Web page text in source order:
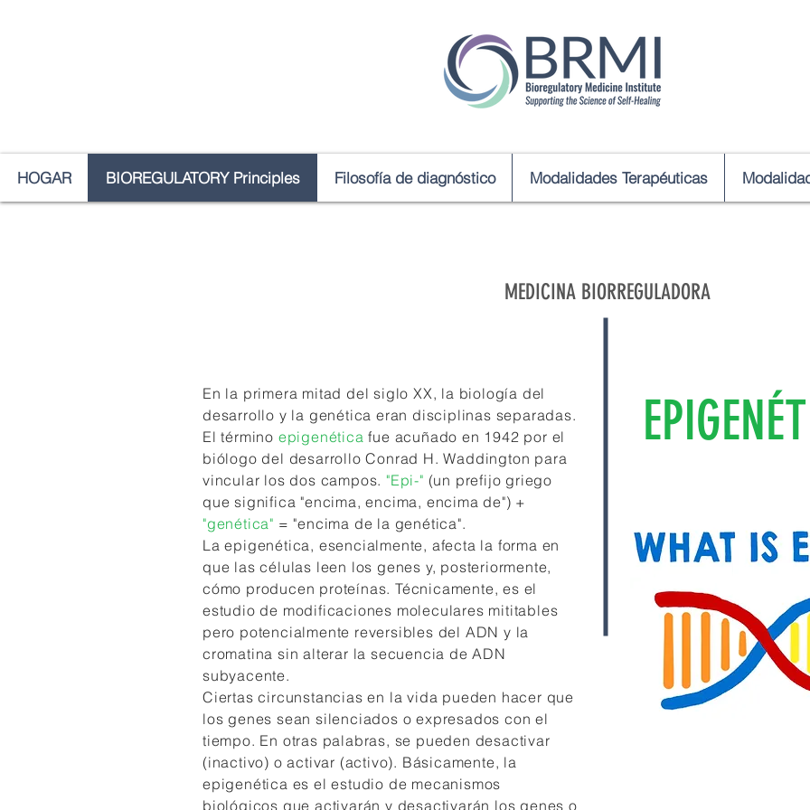
HOGAR BIOREGULATORY Principles Filosofía de diagnóstico Modalidades Terapéuticas
MEDICINA BIORREGULADORA
En la primera mitad del siglo XX, la biología del
desarrollo y la genética eran disciplinas separadas.
El término epigenética fue acuñado en 1942 por el
biólogo del desarrollo Conrad H. Waddington para
vincular los dos campos. "Epi-" (un prefijo griego
que significa "encima, encima, encima de") +
"genética" = "encima de la genética".
La epigenética, esencialmente, afecta la forma en
que las células leen los genes y, posteriormente,
cómo producen proteínas. Técnicamente, es el
estudio de modificaciones moleculares mititables
pero potencialmente reversibles del ADN y la
cromatina sin alterar la secuencia de ADN
subyacente.
Ciertas circunstancias en la vida pueden hacer que
los genes sean silenciados o expresados ​​con el
tiempo. En otras palabras, se pueden desactivar
(inactivo) o activar (activo). Básicamente, la
epigenética es el estudio de mecanismos
biológicos que activarán y desactivarán los genes o